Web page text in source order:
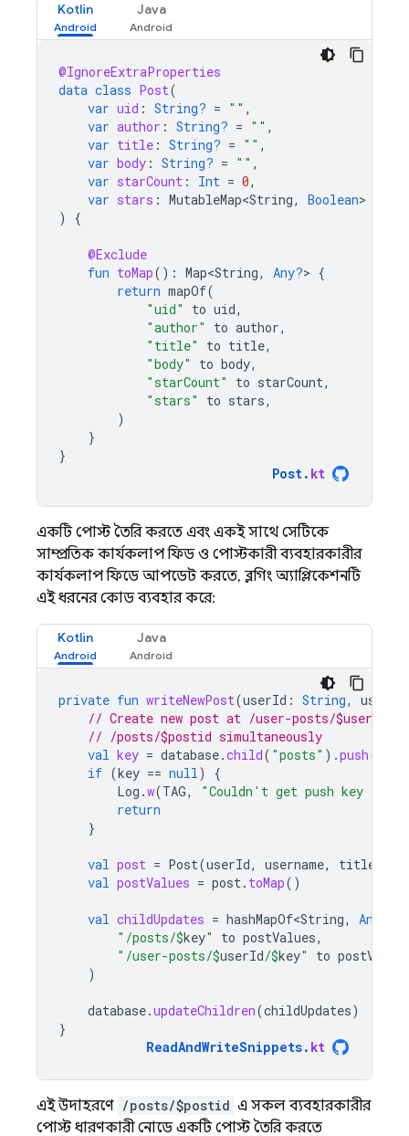
Kotlin Java
@IgnoreExtraProperties
data class Post(
var uid : String? = "" ,
var author : String? = "" ,
var title : String? = "" ,
var body : String? = "" ,
var starCount : Int = 0,
var stars : MutableMap<String, Boolean>
)
{
@Exclude
fun toMap(): Map<String, Any?> {
return mapOf(
"uid"
to uid,
"author"
to author,
"title"
to title,
"body"
to body,
"starCount"
to starCount,
"stars"
to stars,
)
}
}
Post. kt
একটি পোস্ট তৈরি করতে এবং একই সাথে সেটিকে
সাম্প্রতিক কার্যকলাপ ফিড ও পোস্টকারী ব্যবহারকারীর
কার্যকলাপ ফিডে আপডেট করতে, ব্লগিং অ্যাপ্লিকেশনটি
এই ধরনের কোড ব্যবহার করে:
Kotlin Java
private fun writeNewPost(userId : String,
// Create new post at /user-posts/$userid/
// /posts/$postid simultaneously
val key = database.child( "posts" ).push().
if (key == null)
{
Log .w(TAG,
"Couldn't get push key for
return
}
val post = Post(userId, username, title
val postValues = post. toMap()
val childUpdates = hashMapOf<String, Any
"/posts/$key" to postValues,
"/user-posts/$userId/$key" to
)
database.updateChildren(childUpdates)
}
ReadAndWriteSnippets. kt
এই উদাহরণে /posts/$postid এ সকল ব্যবহারকারীর
পোস্ট ধারণকারী নোডে একটি পোস্ট তৈরি করতে